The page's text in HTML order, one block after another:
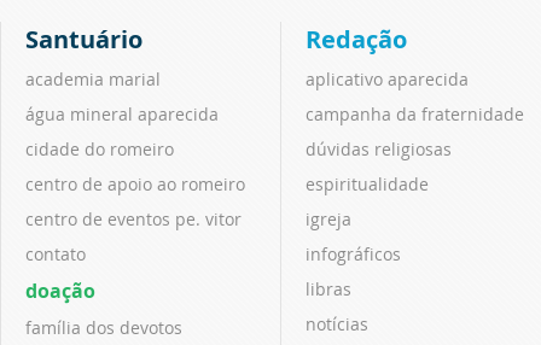
Santuário
academia marial
água mineral aparecida
cidade do romeiro
centro de apoio ao romeiro
centro de eventos pe. vitor
contato
doação
família dos devotos
Redação
aplicativo aparecida
campanha da fraternidade
dúvidas religiosas
espiritualidade
igreja
infográficos
libras
notícias